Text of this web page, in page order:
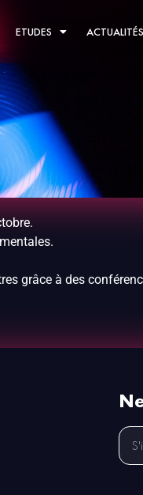
ETUDES ACTUALITÉS
grâce à des